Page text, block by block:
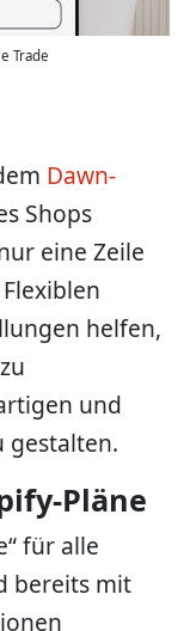
Trade
Dawn-
Shops
eine Zeile
helfen,
und
gestalten.
Pläne
für alle
bereits mit